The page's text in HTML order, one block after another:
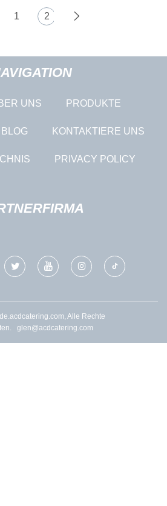
1 2
UNS PRODUKTE
BLOG KONTAKTIERE UNS
PRIVACY POLICY
Alle Rechte
glen@acdcatering.com